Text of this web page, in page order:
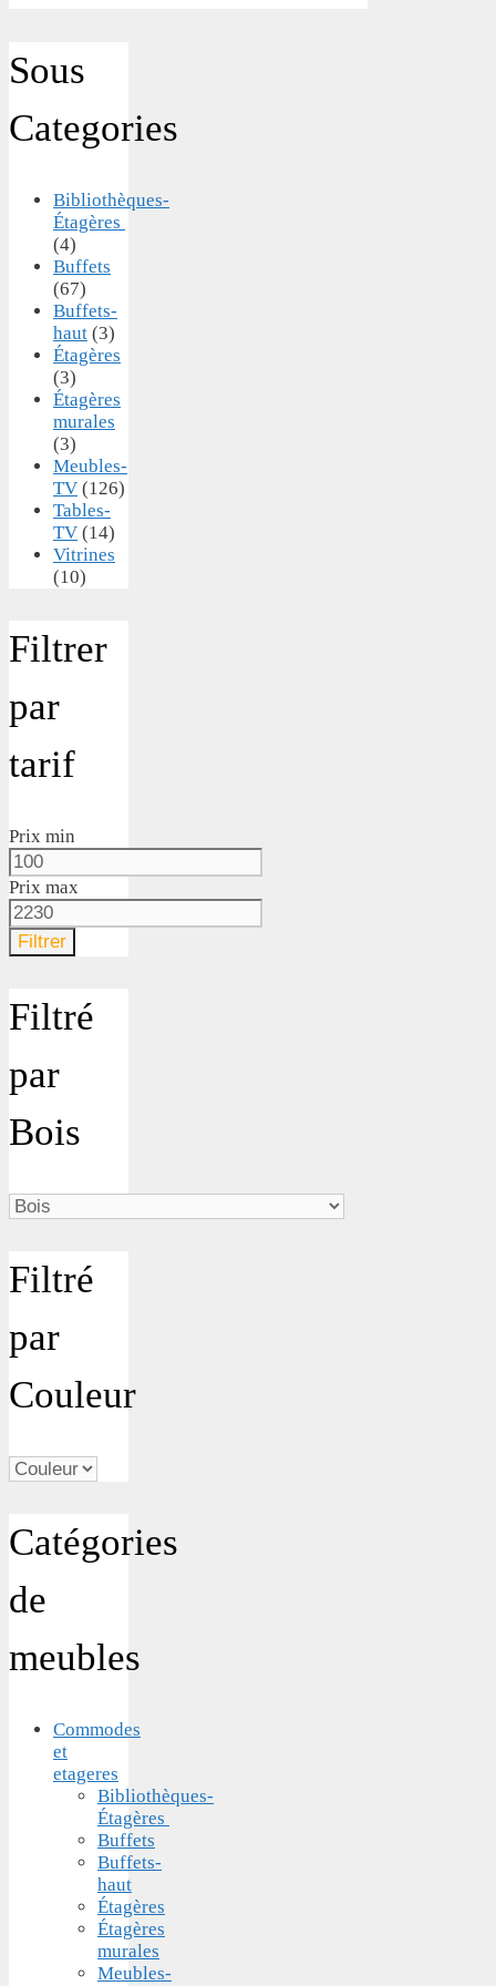
Sous
Categories
Bibliothèques-
Étagères
(4)
Buffets
(67)
Buffets-
haut (3)
Étagères
(3)
Étagères
murales
(3)
Meubles-
TV (126)
Tables-
TV (14)
Vitrines
(10)
Filtrer
par
tarif
Prix min
Prix max
Filtrer
Filtré
par
Bois
Filtré
par
Couleur
Catégories
de
meubles
Commodes
et
etageres
Bibliothèques-
Étagères
Buffets
Buffets-
haut
Étagères
Étagères
murales
Meubles-